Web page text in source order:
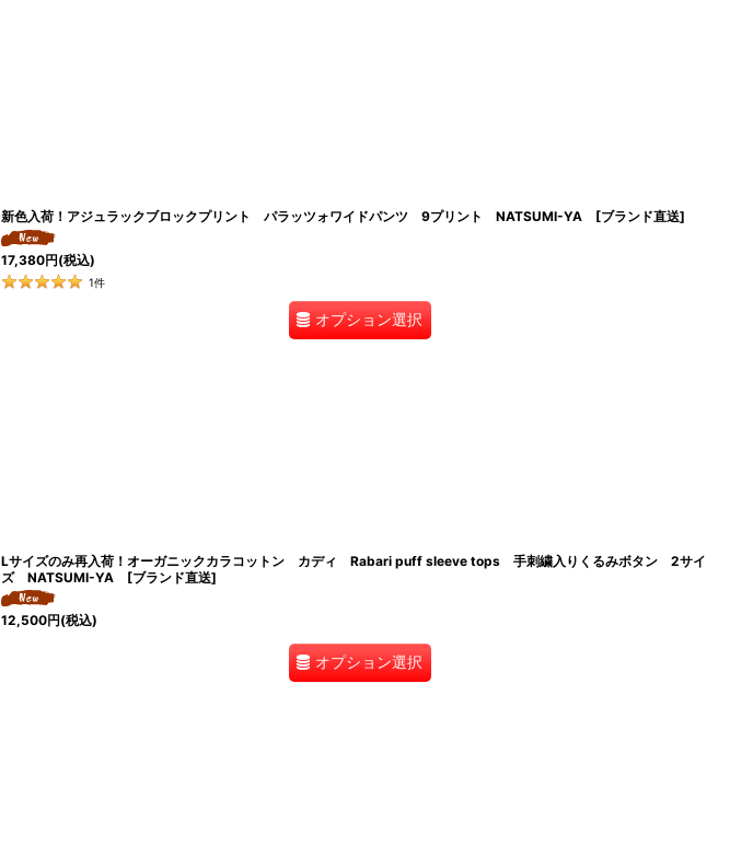
新色入荷！アジュラックブロックプリント パラッツォワイドパンツ 9プリント NATSUMI-YA [ブランド直送]
17,380円(税込)
1件
オプション選択
Lサイズのみ再入荷！オーガニックカラコットン カディ Rabari puff sleeve tops 手刺繍入りくるみボタン 2サイ
ズ NATSUMI-YA [ブランド直送]
12,500円(税込)
オプション選択